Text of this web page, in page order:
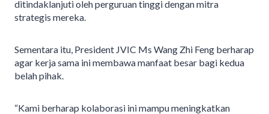
ditindaklanjuti oleh perguruan tinggi dengan mitra
strategis mereka.
Sementara itu, President JVIC Ms Wang Zhi Feng berharap
agar kerja sama ini membawa manfaat besar bagi kedua
belah pihak.
“Kami berharap kolaborasi ini mampu meningkatkan